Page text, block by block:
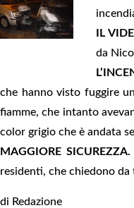
IL
da
che hanno visto fuggire
fiamme, che intanto
color grigio che è andata
MAGGIORE SICUREZZA.
residenti, che chiedono da
di Redazione